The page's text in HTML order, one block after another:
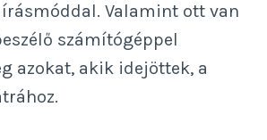
írásmóddal. Valamint ott van
számítógéppel
azokat, akik idejöttek, a